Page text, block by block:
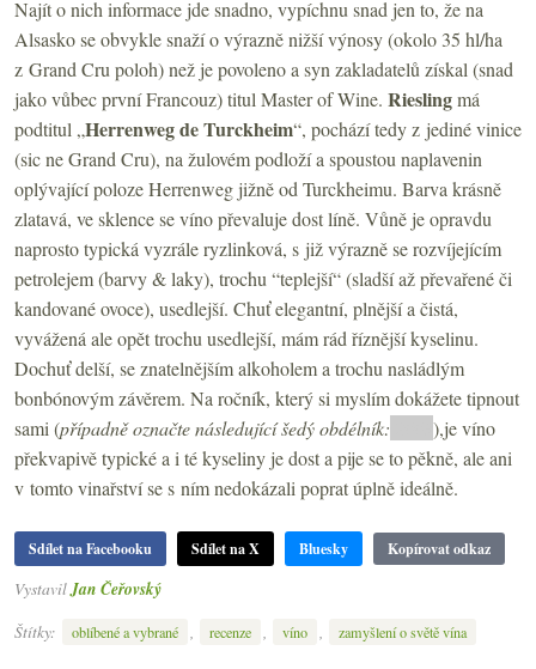
Najít o nich informace jde snadno, vypíchnu snad jen to, že na
Alsasko se obvykle snaží o výrazně nižší výnosy (okolo 35 hl/ha
z Grand Cru poloh) než je povoleno a syn zakladatelů získal (snad
jako vůbec první Francouz) titul Master of Wine. Rieslingmá
podtitul „Herrenweg de Turckheim“, pochází tedy z jediné vinice
(sic ne Grand Cru), na žulovém podloží a spoustou naplavenin
oplývající poloze Herrenweg jižně od Turckheimu. Barva krásně
zlatavá, ve sklence se víno převaluje dost líně. Vůně je opravdu
naprosto typická vyzrále ryzlinková, s již výrazně se rozvíjejícím
petrolejem (barvy & laky), trochu “teplejší“ (sladší až převařené či
kandované ovoce), usedlejší. Chuť elegantní, plnější a čistá,
vyvážená ale opět trochu usedlejší, mám rád říznější kyselinu.
Dochuť delší, se znatelnějším alkoholem a trochu nasládlým
bonbónovým závěrem. Na ročník, který si myslím dokážete tipnout
sami (případně označte následující šedý obdélník:
),je víno
překvapivě typické a i té kyseliny je dost a pije se to pěkně, ale ani
v tomto vinařství se s ním nedokázali poprat úplně ideálně.
Sdílet na Facebooku Sdílet na X Bluesky Kopírovat odkaz
Vystavil Jan Čeřovský
Štítky:
oblíbené a vybrané , recenze , víno , zamyšlení o světě vína